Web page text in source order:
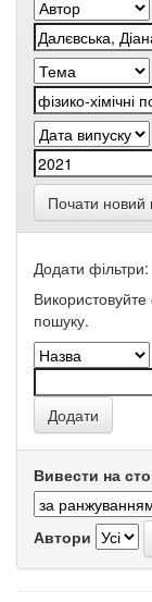
Почати новий
Додати фільтри:
Використовуйте
пошуку.
Вивести на
Автори